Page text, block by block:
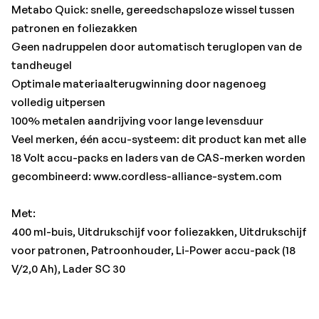
Metabo Quick: snelle, gereedschapsloze wissel tussen
patronen en foliezakken
Geen nadruppelen door automatisch teruglopen van de
tandheugel
Optimale materiaalterugwinning door nagenoeg
volledig uitpersen
100% metalen aandrijving voor lange levensduur
Veel merken, één accu-systeem: dit product kan met alle
18 Volt accu-packs en laders van de CAS-merken worden
gecombineerd: www.cordless-alliance-system.com
Met:
400 ml-buis, Uitdrukschijf voor foliezakken, Uitdrukschijf
voor patronen, Patroonhouder, Li-Power accu-pack (18
V/2,0 Ah), Lader SC 30